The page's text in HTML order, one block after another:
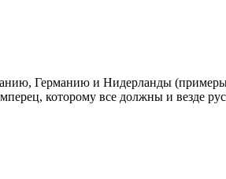
Германию и Нидерланды (примеры
которому все должны и везде